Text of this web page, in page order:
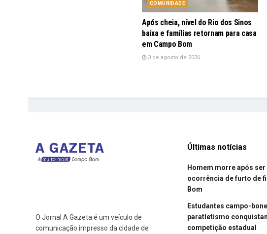
COMUNIDADE
Após cheia, nível do Rio dos Sinos
baixa e famílias retornam para casa
em Campo Bom
3 de agosto de 2026
O Jornal A Gazeta é um veículo de
comunicação impresso da cidade de
Últimas notícias
Homem morre após
ocorrência de furto de
Bom
Estudantes campo-
paratletismo
competição estadual